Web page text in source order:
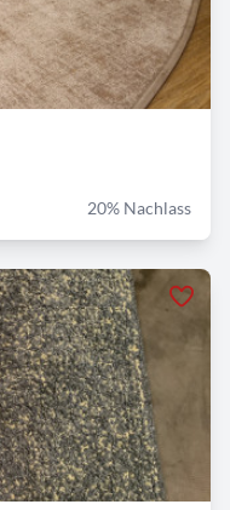
20% Nachlass